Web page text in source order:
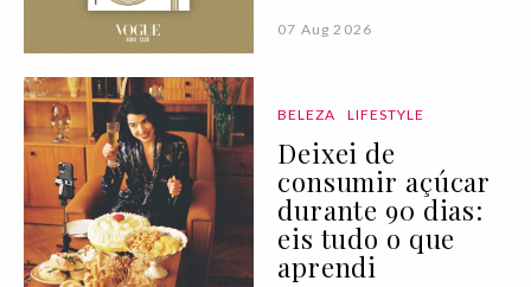
07 Aug 2026
BELEZA LIFESTYLE
Deixei de
consumir açúcar
durante 90 dias:
eis tudo o que
aprendi